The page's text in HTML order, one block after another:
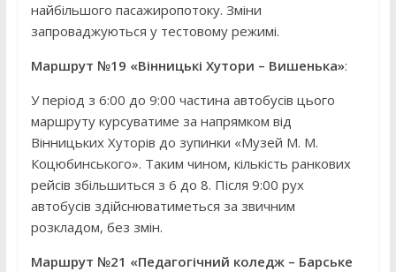
найбільшого пасажиропотоку. Зміни
запроваджуються у тестовому режимі.
Маршрут №19 «Вінницькі Хутори – Вишенька»:
У період з 6:00 до 9:00 частина автобусів цього
маршруту курсуватиме за напрямком від
Вінницьких Хуторів до зупинки «Музей М. М.
Коцюбинського». Таким чином, кількість ранкових
рейсів збільшиться з 6 до 8. Після 9:00 рух
автобусів здійснюватиметься за звичним
розкладом, без змін.
Маршрут №21 «Педагогічний коледж – Барське